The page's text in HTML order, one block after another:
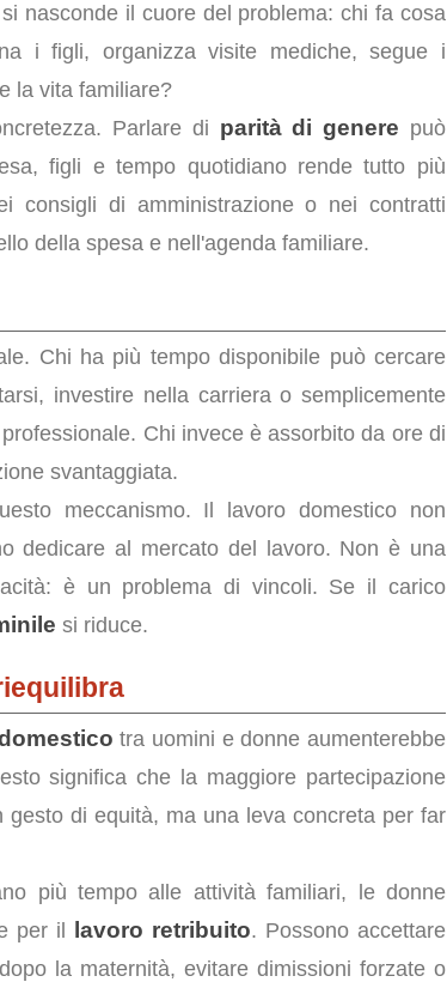
nasconde il cuore del problema: chi fa cosa
i figli, organizza visite mediche, segue i
la vita familiare?
Parlare di parità di genere può
figli e tempo quotidiano rende tutto più
di amministrazione o nei contratti
della spesa e nell'agenda familiare.
Chi ha più tempo disponibile può cercare
investire nella carriera o semplicemente
Chi invece è assorbito da ore di
svantaggiata.
meccanismo. Il lavoro domestico non
dedicare al mercato del lavoro. Non è una
è un problema di vincoli. Se il carico
si riduce.
tra uomini e donne aumenterebbe
significa che la maggiore partecipazione
di equità, ma una leva concreta per far
più tempo alle attività familiari, le donne
per il
lavoro retribuito. Possono accettare
la maternità, evitare dimissioni forzate o